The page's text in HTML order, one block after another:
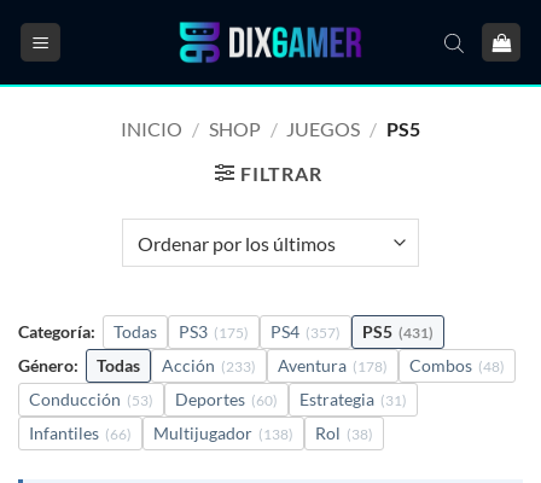
INICIO / SHOP / JUEGOS / PS5
FILTRAR
Categoría: Todas PS3 (175) PS4 (357) PS5 (431)
Género: Todas Acción (233) Aventura (178) Combos (48)
Conducción (53) Deportes (60) Estrategia (31)
Infantiles (66) Multijugador (138) Rol (38)